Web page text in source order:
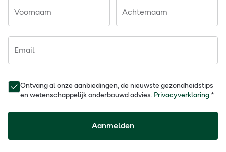
Voornaam Achternaam
Email
Ontvang al onze aanbiedingen, de nieuwste gezondheidstips
en wetenschappelijk onderbouwd advies. Privacyverklaring.*
Aanmelden